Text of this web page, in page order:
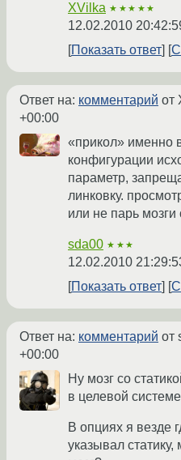
XVilka ★★★★★
12.02.2010
Показать ответ
Ответ на: комментарий от
+00:00
«прикол» именно
конфигурации
параметр,
линковку.
или не парь мозги
sda00 ★★★
12.02.2010
Показать ответ
Ответ на: комментарий от
+00:00
Ну мозг со
в целевой
В опциях я везде
указывал